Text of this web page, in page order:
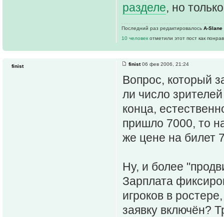
разделе, но
Последний раз редактировалось A-Slane
10 человек отметили этот пост как
finist06 фев 2006, 21:24
Вопрос, который
ли число
конца,
пришло 7000, то
же цене на билет
Ну, и более
Зарплата
игроков в
заявку включён?
finist